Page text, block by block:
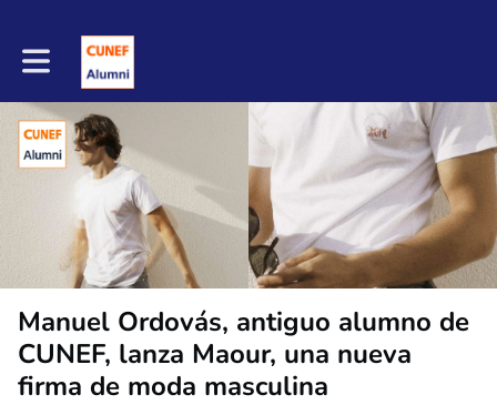
Toggle main navigation
Manuel Ordovás, antiguo alumno de
CUNEF, lanza Maour, una nueva
firma de moda masculina